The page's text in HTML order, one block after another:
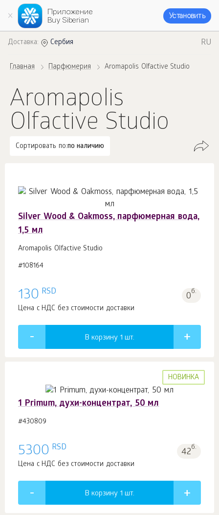
Приложение
Buy Siberian
Установить
Доставка: Сербия RU
Главная Парфюмерия Aromapolis Olfactive Studio
Aromapolis
Olfactive Studio
Сортировать по:по наличию
Silver Wood & Oakmoss, парфюмерная вода,
1,5 мл
Aromapolis Olfactive Studio
#108164
130 RSD 0б.
Цена с НДС без стоимости доставки
В корзину 1 шт.
НОВИНКА
1 Primum, духи-концентрат, 50 мл
#430809
5300 RSD 42б.
Цена с НДС без стоимости доставки
В корзину 1 шт.